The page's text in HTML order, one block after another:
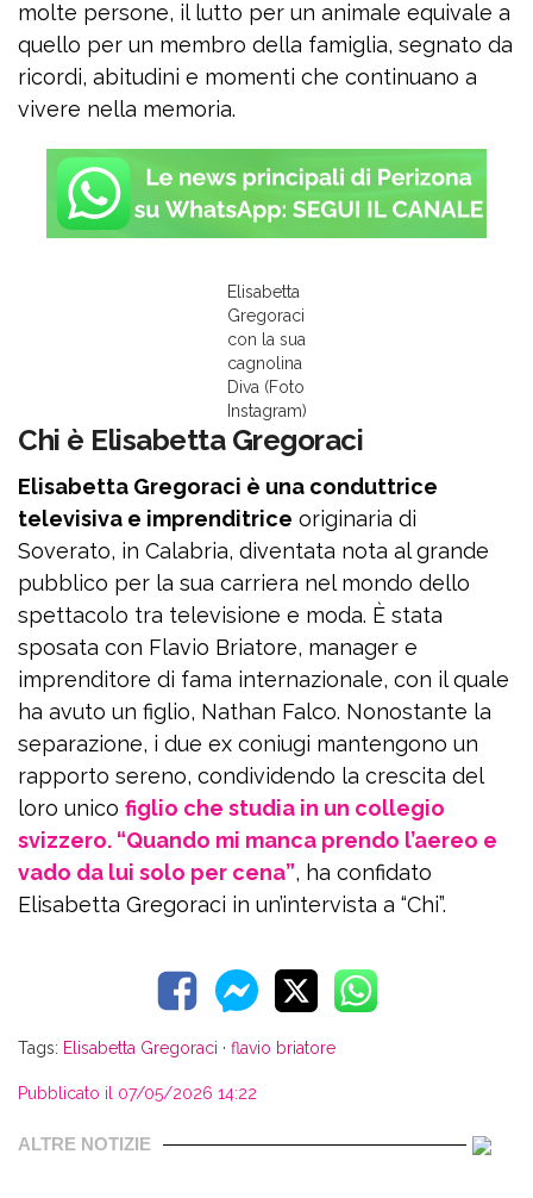
molte persone, il lutto per un animale equivale a
quello per un membro della famiglia, segnato da
ricordi, abitudini e momenti che continuano a
vivere nella memoria.
Elisabetta
Gregoraci
con la sua
cagnolina
Diva (Foto
Instagram)
Chi è Elisabetta Gregoraci
Elisabetta Gregoraci è una conduttrice
televisiva e imprenditrice originaria di
Soverato, in Calabria, diventata nota al grande
pubblico per la sua carriera nel mondo dello
spettacolo tra televisione e moda. È stata
sposata con Flavio Briatore, manager e
imprenditore di fama internazionale, con il quale
ha avuto un figlio, Nathan Falco. Nonostante la
separazione, i due ex coniugi mantengono un
rapporto sereno, condividendo la crescita del
loro unico figlio che studia in un collegio
svizzero. “Quando mi manca prendo l’aereo e
vado da lui solo per cena”, ha confidato
Elisabetta Gregoraci in un’intervista a “Chi”.
Tags: Elisabetta Gregoraci · flavio briatore
Pubblicato il 07/05/2026 14:22
ALTRE NOTIZIE